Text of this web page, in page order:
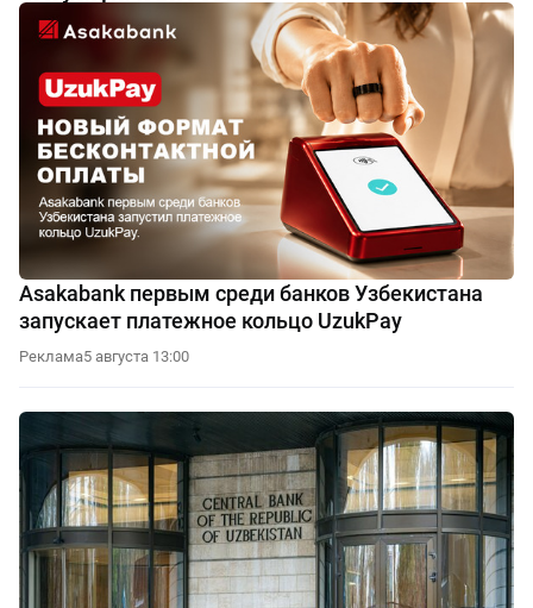
Asakabank первым среди банков Узбекистана
запускает платежное кольцо UzukPay
Реклама5 августа 13:00